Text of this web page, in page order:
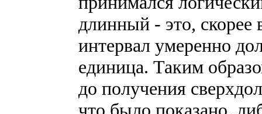
длинный - это, скорее
интервал умеренно
единица. Таким
до получения